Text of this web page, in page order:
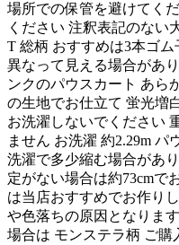
場所での保管を避けてく
ください 注釈表記のない
T 総柄 おすすめは3本ゴ
異なって見える場合があ
ンクのパウスカート あら
の生地でお仕立て 蛍光増
お洗濯しないでください
ません お洗濯 約2.29m
洗濯で多少縮む場合があ
定がない場合は約73cm
は当店おすすめでお作り
や色落ちの原因となりま
場合は モンステラ柄 ご